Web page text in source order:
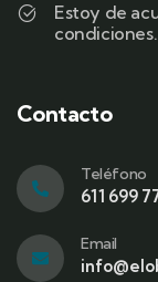
Estoy de
condiciones.
Contacto
Teléfono
611 699
Email